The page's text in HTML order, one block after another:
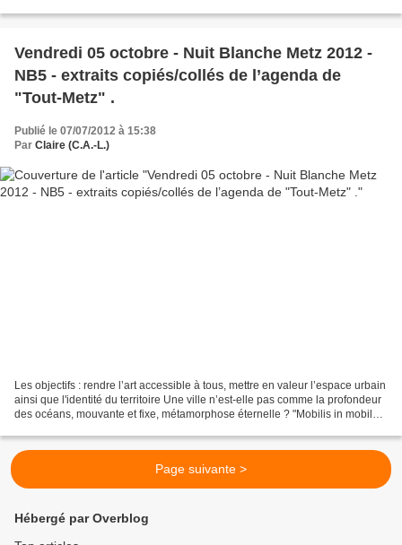
Vendredi 05 octobre - Nuit Blanche Metz 2012 -
NB5 - extraits copiés/collés de l’agenda de
"Tout-Metz" .
Publié le 07/07/2012 à 15:38
Par Claire (C.A.-L.)
Les objectifs : rendre l’art accessible à tous, mettre en valeur l’espace urbain
ainsi que l'identité du territoire Une ville n’est-elle pas comme la profondeur
des océans, mouvante et fixe, métamorphose éternelle ? "Mobilis in mobile"
Page suivante >
Hébergé par Overblog